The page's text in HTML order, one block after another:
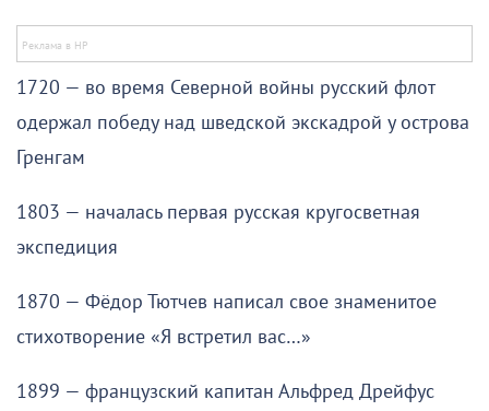
1720 — во время Северной войны русский флот
одержал победу над шведской экскадрой у острова
Гренгам
1803 — началась первая русская кругосветная
экспедиция
1870 — Фёдор Тютчев написал свое знаменитое
стихотворение «Я встретил вас…»
1899 — французский капитан Альфред Дрейфус